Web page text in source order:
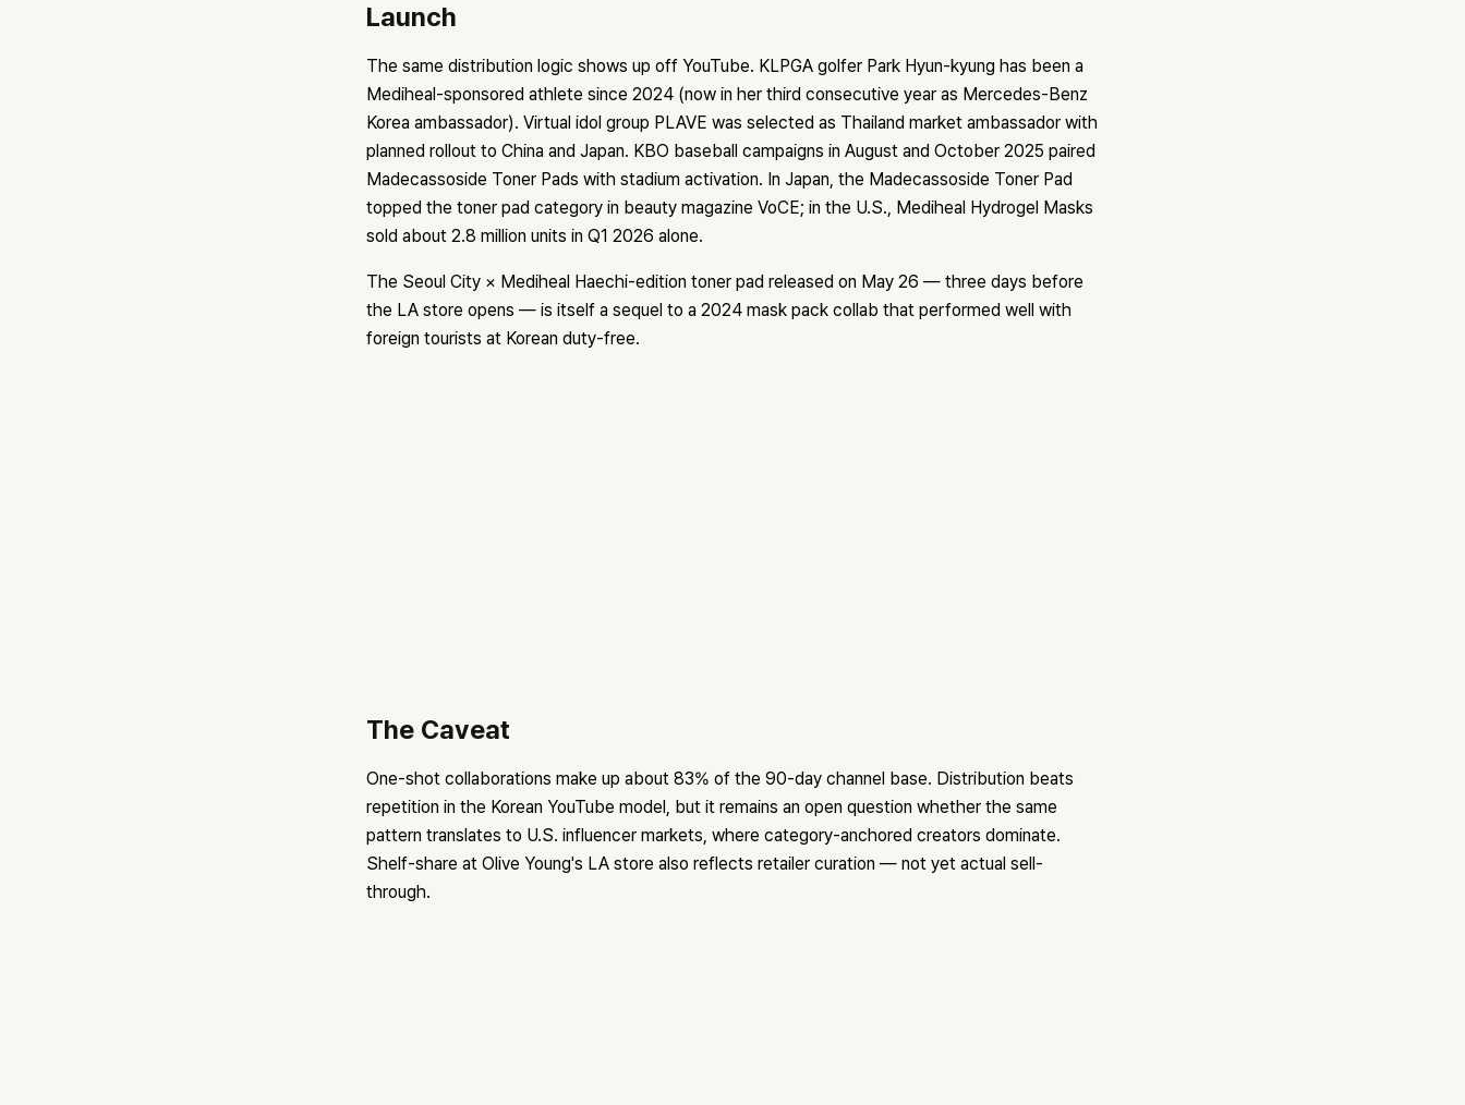
Launch
The same distribution logic shows up off YouTube. KLPGA golfer Park Hyun-kyung has been a
Mediheal-sponsored athlete since 2024 (now in her third consecutive year as Mercedes-Benz
Korea ambassador). Virtual idol group PLAVE was selected as Thailand market ambassador with
planned rollout to China and Japan. KBO baseball campaigns in August and October 2025 paired
Madecassoside Toner Pads with stadium activation. In Japan, the Madecassoside Toner Pad
topped the toner pad category in beauty magazine VoCE; in the U.S., Mediheal Hydrogel Masks
sold about 2.8 million units in Q1 2026 alone.
The Seoul City × Mediheal Haechi-edition toner pad released on May 26 — three days before
the LA store opens — is itself a sequel to a 2024 mask pack collab that performed well with
foreign tourists at Korean duty-free.
The Caveat
One-shot collaborations make up about 83% of the 90-day channel base. Distribution beats
repetition in the Korean YouTube model, but it remains an open question whether the same
pattern translates to U.S. influencer markets, where category-anchored creators dominate.
Shelf-share at Olive Young's LA store also reflects retailer curation — not yet actual sell-
through.